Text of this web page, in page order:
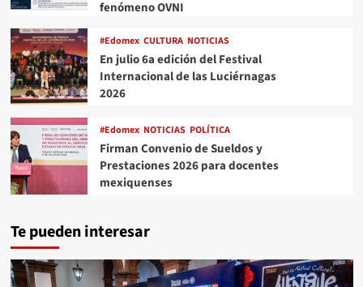
fenómeno OVNI
#Edomex CULTURA NOTICIAS
En julio 6a edición del Festival
Internacional de las Luciérnagas
2026
#Edomex NOTICIAS POLÍTICA
Firman Convenio de Sueldos y
Prestaciones 2026 para docentes
mexiquenses
Te pueden interesar